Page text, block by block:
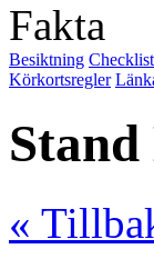
Fakta
Besiktning
Körkortsregler
Stand
«